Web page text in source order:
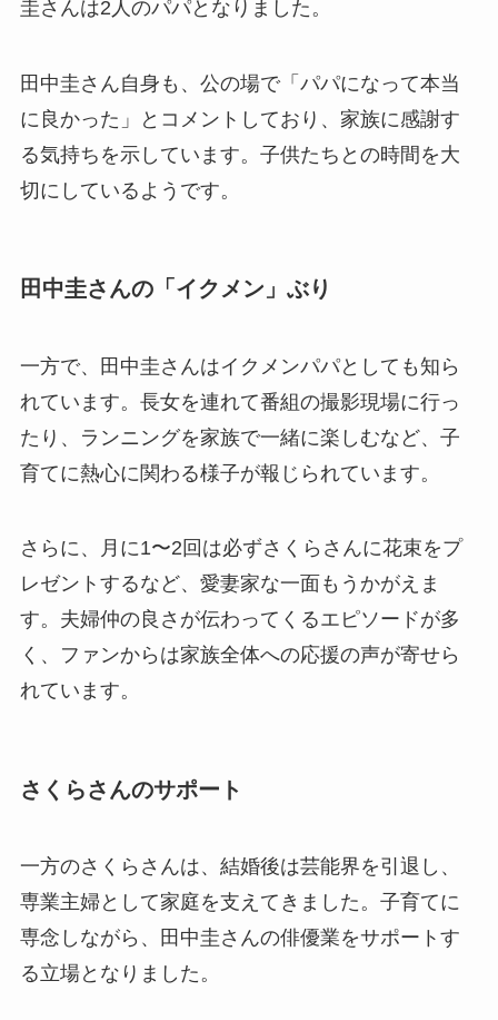
圭さんは2人のパパとなりました。
田中圭さん自身も、公の場で「パパになって本当
に良かった」とコメントしており、家族に感謝す
る気持ちを示しています。子供たちとの時間を大
切にしているようです。
田中圭さんの「イクメン」ぶり
一方で、田中圭さんはイクメンパパとしても知ら
れています。長女を連れて番組の撮影現場に行っ
たり、ランニングを家族で一緒に楽しむなど、子
育てに熱心に関わる様子が報じられています。
さらに、月に1〜2回は必ずさくらさんに花束をプ
レゼントするなど、愛妻家な一面もうかがえま
す。夫婦仲の良さが伝わってくるエピソードが多
く、ファンからは家族全体への応援の声が寄せら
れています。
さくらさんのサポート
一方のさくらさんは、結婚後は芸能界を引退し、
専業主婦として家庭を支えてきました。子育てに
専念しながら、田中圭さんの俳優業をサポートす
る立場となりました。